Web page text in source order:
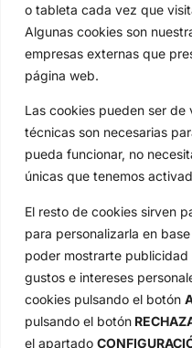
o tableta cada vez que
Algunas cookies son
empresas externas que
página web.
Las cookies pueden ser de
técnicas son necesarias
pueda funcionar, no
únicas que tenemos
El resto de cookies sirven
para personalizarla en
poder mostrarte
gustos e intereses
cookies pulsando el botón
pulsando el botón
el apartado
Actualidad
Amateurs
Circuitos
Compañía
Aviso Legal
Política de Privacidad
Publicidad
Newsletters
Copyright © 2025